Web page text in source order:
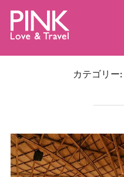
ン
カテゴリー: